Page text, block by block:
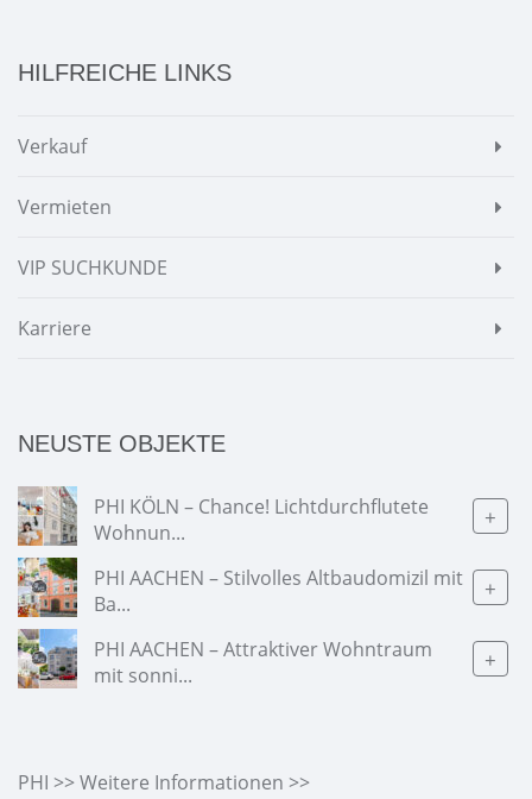
HILFREICHE LINKS
Verkauf
Vermieten
VIP SUCHKUNDE
Karriere
NEUSTE OBJEKTE
PHI KÖLN – Chance! Lichtdurchflutete
Wohnun...
+
PHI AACHEN – Stilvolles Altbaudomizil mit
Ba...
+
PHI AACHEN – Attraktiver Wohntraum
mit sonni...
+
PHI >> Weitere Informationen >>